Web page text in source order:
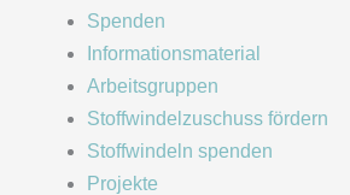
Spenden
Informationsmaterial
Arbeitsgruppen
Stoffwindelzuschuss fördern
Stoffwindeln spenden
Projekte